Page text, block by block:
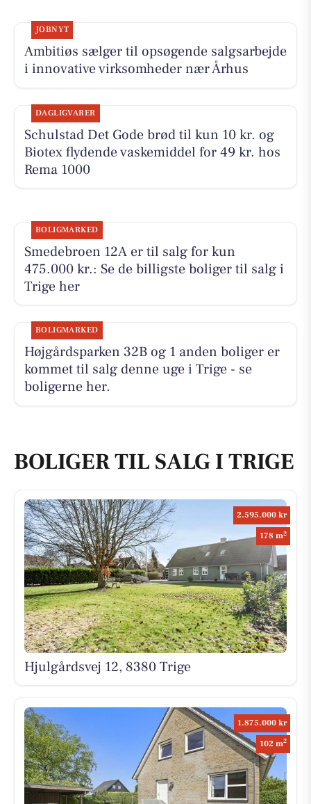
JOBNYT
Ambitiøs sælger til opsøgende salgsarbejde
i innovative virksomheder nær Århus
DAGLIGVARER
Schulstad Det Gode brød til kun 10 kr. og
Biotex flydende vaskemiddel for 49 kr. hos
Rema 1000
BOLIGMARKED
Smedebroen 12A er til salg for kun
475.000 kr.: Se de billigste boliger til salg i
Trige her
BOLIGMARKED
Højgårdsparken 32B og 1 anden boliger er
kommet til salg denne uge i Trige - se
boligerne her.
BOLIGER TIL SALG I TRIGE
2.595.000 kr
178 m2
Hjulgårdsvej 12, 8380 Trige
1.875.000 kr
102 m2